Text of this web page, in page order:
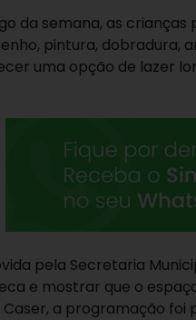
da semana, as
pintura, dobradura,
uma opção de lazer
pela Secretaria
e mostrar que o
Caser, a programação